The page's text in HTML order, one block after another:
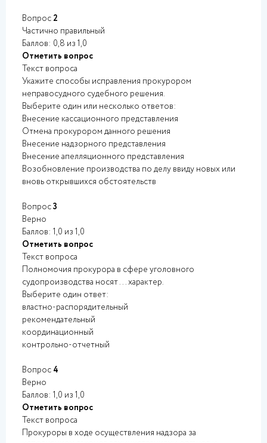
Вопрос 2
Частично правильный
Баллов: 0,8 из 1,0
Отметить вопрос
Текст вопроса
Укажите способы исправления прокурором
неправосудного судебного решения.
Выберите один или несколько ответов:
Внесение кассационного представления
Отмена прокурором данного решения
Внесение надзорного представления
Внесение апелляционного представления
Возобновление производства по делу ввиду новых или
вновь открывшихся обстоятельств
Вопрос3
Верно
Баллов: 1,0 из 1,0
Отметить вопрос
Текст вопроса
Полномочия прокурора в сфере уголовного
судопроизводства носят ... характер.
Выберите один ответ:
властно-распорядительный
рекомендательный
координационный
контрольно-отчетный
Вопрос 4
Верно
Баллов: 1,0 из 1,0
Отметить вопрос
Текст вопроса
Прокуроры в ходе осуществления надзора за